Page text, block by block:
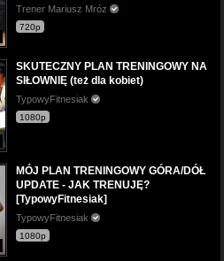
Trener Mariusz Mróz
720p
SKUTECZNY PLAN TRENINGOWY NA
SIŁOWNIĘ (też dla kobiet)
TypowyFitnesiak
1080p
MÓJ PLAN TRENINGOWY GÓRA/DÓŁ
UPDATE - JAK TRENUJĘ?
[TypowyFitnesiak]
TypowyFitnesiak
1080p